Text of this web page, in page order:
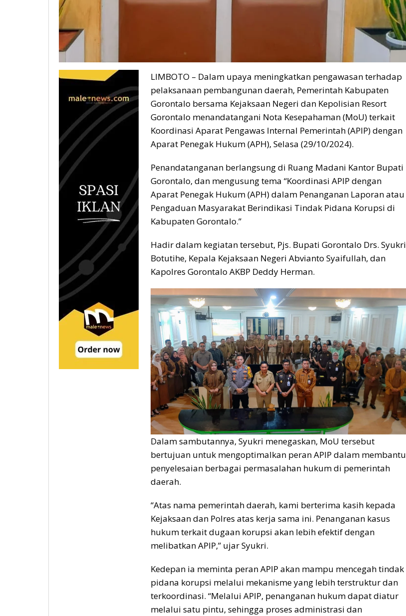
LIMBOTO – Dalam upaya meningkatkan pengawasan terhadap
pelaksanaan pembangunan daerah, Pemerintah Kabupaten
Gorontalo bersama Kejaksaan Negeri dan Kepolisian Resort
Gorontalo menandatangani Nota Kesepahaman (MoU) terkait
Koordinasi Aparat Pengawas Internal Pemerintah (APIP) dengan
Aparat Penegak Hukum (APH), Selasa (29/10/2024).
Penandatanganan berlangsung di Ruang Madani Kantor Bupati
Gorontalo, dan mengusung tema “Koordinasi APIP dengan
Aparat Penegak Hukum (APH) dalam Penanganan Laporan atau
Pengaduan Masyarakat Berindikasi Tindak Pidana Korupsi di
Kabupaten Gorontalo.”
Hadir dalam kegiatan tersebut, Pjs. Bupati Gorontalo Drs. Syukri
Botutihe, Kepala Kejaksaan Negeri Abvianto Syaifullah, dan
Kapolres Gorontalo AKBP Deddy Herman.
Dalam sambutannya, Syukri menegaskan, MoU tersebut
bertujuan untuk mengoptimalkan peran APIP dalam membantu
penyelesaian berbagai permasalahan hukum di pemerintah
daerah.
“Atas nama pemerintah daerah, kami berterima kasih kepada
Kejaksaan dan Polres atas kerja sama ini. Penanganan kasus
hukum terkait dugaan korupsi akan lebih efektif dengan
melibatkan APIP,” ujar Syukri.
Kedepan ia meminta peran APIP akan mampu mencegah tindak
pidana korupsi melalui mekanisme yang lebih terstruktur dan
terkoordinasi. “Melalui APIP, penanganan hukum dapat diatur
melalui satu pintu, sehingga proses administrasi dan